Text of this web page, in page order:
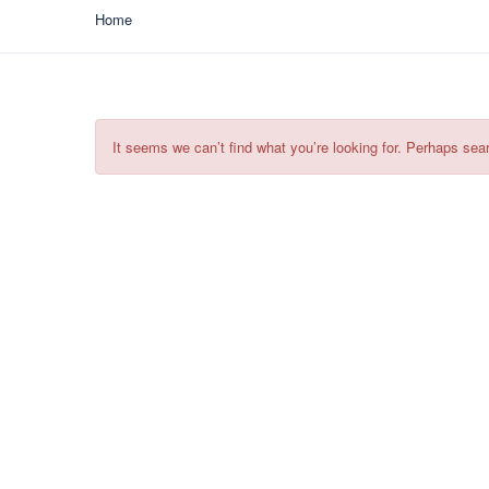
Home
It seems we can’t find what you’re looking for. Perhaps